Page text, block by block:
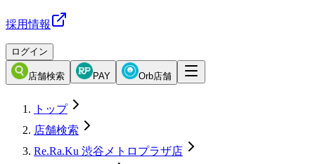
採用情報
ログイン
店舗検索 PAY Orb店舗
トップ
店舗検索
Re.Ra.Ku 渋谷メトロプラザ店